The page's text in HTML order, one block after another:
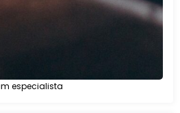
especialista